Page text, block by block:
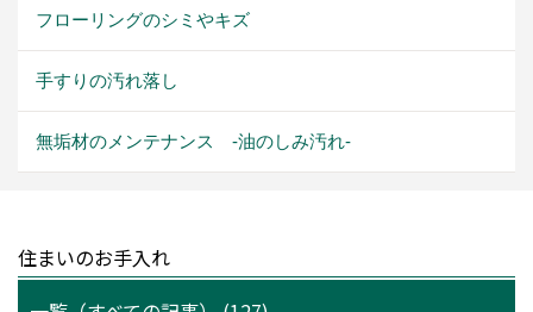
フローリングのシミやキズ
手すりの汚れ落し
無垢材のメンテナンス -油のしみ汚れ-
住まいのお手入れ